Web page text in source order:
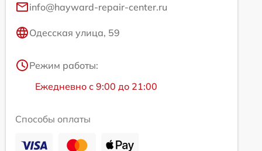
info@hayward-repair-center.ru
Одесская улица, 59
Режим работы:
Ежедневно с 9:00 до 21:00
Способы оплаты